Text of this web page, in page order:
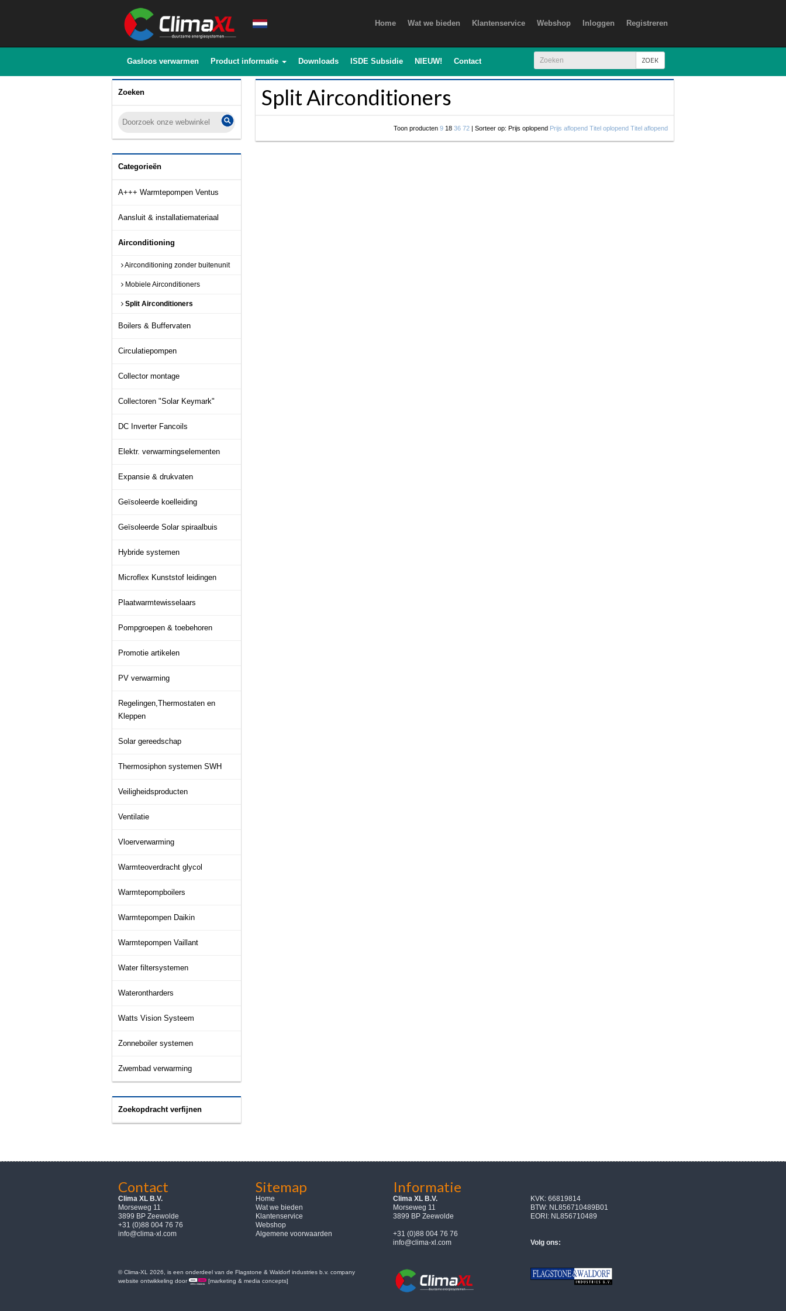
Home Wat we bieden Klantenservice Webshop Inloggen Registreren
Gasloos verwarmen Product informatie Downloads ISDE Subsidie NIEUW! Contact ZOEK
Zoeken
Categorieën
A+++ Warmtepompen Ventus
Aansluit & installatiemateriaal
Airconditioning
Airconditioning zonder buitenunit
Mobiele Airconditioners
Split Airconditioners
Boilers & Buffervaten
Circulatiepompen
Collector montage
Collectoren "Solar Keymark"
DC Inverter Fancoils
Elektr. verwarmingselementen
Expansie & drukvaten
Geïsoleerde koelleiding
Geïsoleerde Solar spiraalbuis
Hybride systemen
Microflex Kunststof leidingen
Plaatwarmtewisselaars
Pompgroepen & toebehoren
Promotie artikelen
PV verwarming
Regelingen,Thermostaten en
Kleppen
Solar gereedschap
Thermosiphon systemen SWH
Veiligheidsproducten
Ventilatie
Vloerverwarming
Warmteoverdracht glycol
Warmtepompboilers
Warmtepompen Daikin
Warmtepompen Vaillant
Water filtersystemen
Waterontharders
Watts Vision Systeem
Zonneboiler systemen
Zwembad verwarming
Zoekopdracht verfijnen
Split Airconditioners
Toon producten 9 18 36 72 | Sorteer op: Prijs oplopend Prijs aflopend Titel oplopend Titel aflopend
Contact
Clima XL B.V.
Morseweg 11
3899 BP Zeewolde
+31 (0)88 004 76 76
info@clima-xl.com
Sitemap
Home
Wat we bieden
Klantenservice
Webshop
Algemene voorwaarden
Informatie
Clima XL B.V.
Morseweg 11
3899 BP Zeewolde
+31 (0)88 004 76 76
info@clima-xl.com
KVK: 66819814
BTW: NL856710489B01
EORI: NL856710489
Volg ons:
© Clima-XL 2026, is een onderdeel van de Flagstone & Waldorf industries b.v. company
website ontwikkeling door
[marketing & media concepts]